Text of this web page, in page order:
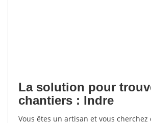
La solution pour
chantiers : Indre
Vous êtes un artisan et vous cherchez